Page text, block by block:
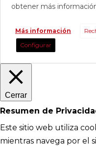
obtener más
Más información
Configurar
Cerrar
Resumen de
Este sitio web utiliza
mientras navega por el